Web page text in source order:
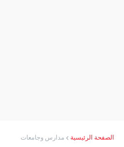
الصفحة الرئيسية مدارس وجامعات